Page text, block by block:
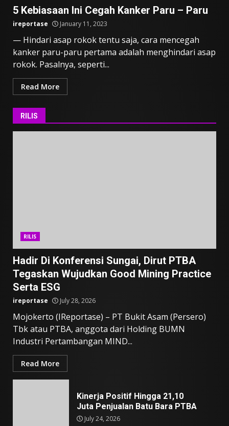
5 Kebiasaan Ini Cegah Kanker Paru – Paru
ireportase January 11, 2023
— Hindari asap rokok tentu saja, cara mencegah
kanker paru-paru pertama adalah menghindari asap
rokok. Pasalnya, seperti...
Read More
RILIS
RILIS
Hadir Di Konferensi Sungai, Dirut PTBA
Tegaskan Wujudkan Good Mining Practice
Serta ESG
ireportase July 28, 2026
Mojokerto (IReportase) – PT Bukit Asam (Persero)
Tbk atau PTBA, anggota dari Holding BUMN
Industri Pertambangan MIND...
Read More
Kinerja Positif Hingga 21,10
Juta Penjualan Batu Bara PTBA
July 24, 2026